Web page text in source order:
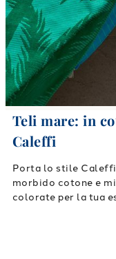
Teli mare: in
Caleffi
Porta lo stile
morbido cotone e
colorate per la tua